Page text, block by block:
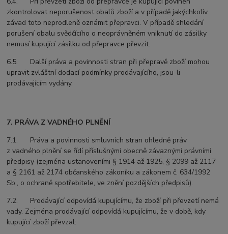
zkontrolovat neporušenost obalů zboží a v případě jakýchkoliv
závad toto neprodleně oznámit přepravci. V případě shledání
porušení obalu svědčícího o neoprávněném vniknutí do zásilky
nemusí kupující zásilku od přepravce převzít.
6.5. Další práva a povinnosti stran při přepravě zboží mohou
upravit zvláštní dodací podmínky prodávajícího, jsou-li
prodávajícím vydány.
7. PRÁVA Z VADNÉHO PLNĚNÍ
7.1. Práva a povinnosti smluvních stran ohledně práv
z vadného plnění se řídí příslušnými obecně závaznými právními
předpisy (zejména ustanoveními § 1914 až 1925, § 2099 až 2117
a § 2161 až 2174 občanského zákoníku a zákonem č. 634/1992
Sb., o ochraně spotřebitele, ve znění pozdějších předpisů).
7.2. Prodávající odpovídá kupujícímu, že zboží při převzetí nemá
vady. Zejména prodávající odpovídá kupujícímu, že v době, kdy
kupující zboží převzal: